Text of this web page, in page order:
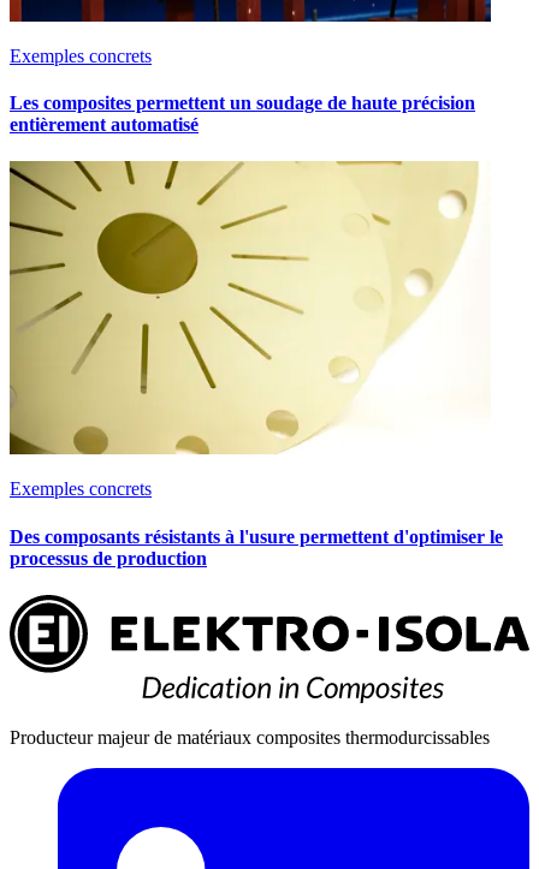
Exemples concrets
Les composites permettent un soudage de haute précision
entièrement automatisé
Exemples concrets
Des composants résistants à l'usure permettent d'optimiser le
processus de production
Producteur majeur de matériaux composites thermodurcissables